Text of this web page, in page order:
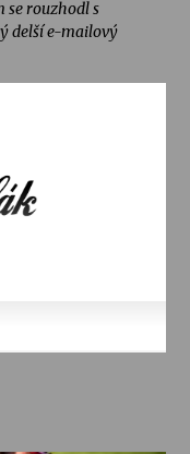
se rouzhodl s
delší e-mailový